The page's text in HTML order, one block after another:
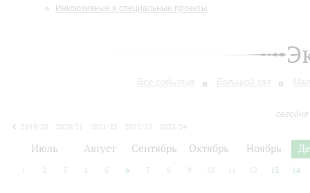
Инклюзивные и специальные проекты
Все события Большой зал
2019/20
2020/21 2021/22 2022/23
2023/24
Июль Август Сентябрь Октябрь Ноябрь
2 3 4 5 6 7 8 9 10 12 13 14